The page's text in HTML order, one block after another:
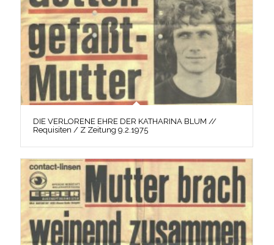
DIE VERLORENE EHRE DER KATHARINA BLUM //
Requisiten / Z Zeitung 9.2.1975